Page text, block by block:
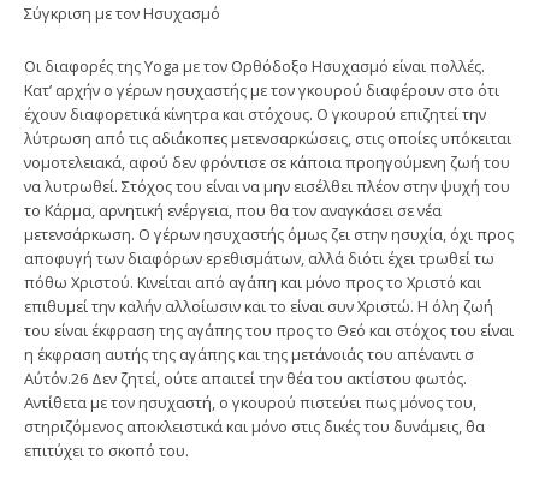
Σύγκριση με τον Ησυχασμό
Οι διαφορές της Yoga με τον Ορθόδοξο Ησυχασμό είναι πολλές.
Κατ’ αρχήν ο γέρων ησυχαστής με τον γκουρού διαφέρουν στο ότι
έχουν διαφο­ρετικά κίνητρα και στόχους. Ο γκουρού επιζητεί την
λύτρωση από τις αδιάκοπες μετενσαρκώσεις, στις οποίες υπόκειται
νομοτελειακά, αφού δεν φρόντισε σε κάποια προηγούμενη ζωή του
να λυτρωθεί. Στόχος του είναι να μην εισέλθει πλέον στην ψυχή του
το Κάρμα, αρνητική ενέργεια, που θα τον αναγκάσει σε νέα
μετενσάρκωση. Ο γέρων ησυχαστής όμως ζει στην ησυχία, όχι προς
αποφυγή των διαφόρων ερεθισμάτων, αλλά διότι έχει τρωθεί τω
πόθω Χριστού. Κινείται από αγάπη και μόνο προς το Χριστό και
επιθυμεί την καλήν αλλοίωσιν και το είναι συν Χριστώ. Η όλη ζωή
του είναι έκφραση της αγάπης του προς το Θεό και στόχος του είναι
η έκφραση αυτής της αγάπης και της μετάνοιάς του απέναντι σ
Αύτόν.26 Δεν ζητεί, ούτε απαιτεί την θέα του ακτίστου φωτός.
Αντίθετα με τον ησυχαστή, ο γκουρού πιστεύει πως μόνος του,
στηριζόμενος αποκλειστικά και μόνο στις δικές του δυνάμεις, θα
επιτύχει το σκοπό του.